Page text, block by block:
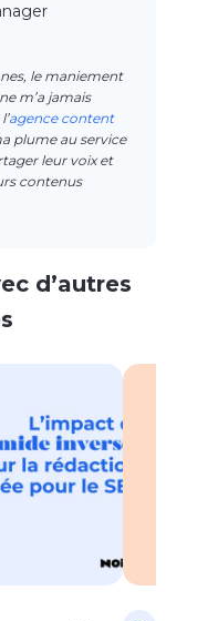
le maniement
m’a jamais
agence content
plume au service
leur voix et
contenus
d’autres